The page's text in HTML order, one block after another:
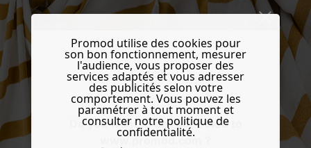
Do you want to be redirected to
www.promod.com ?
Promod utilise des cookies pour
son bon fonctionnement, mesurer
l'audience, vous proposer des
services adaptés et vous adresser
des publicités selon votre
comportement. Vous pouvez les
paramétrer à tout moment et
consulter notre politique de
confidentialité.